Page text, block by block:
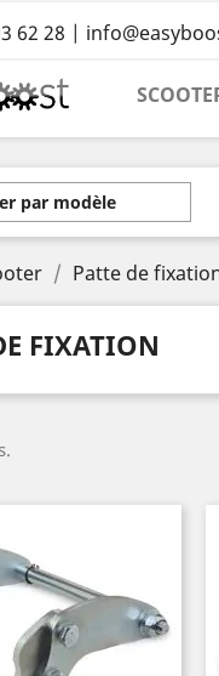
62 28 |
par modèle
Patte de
FIXATION